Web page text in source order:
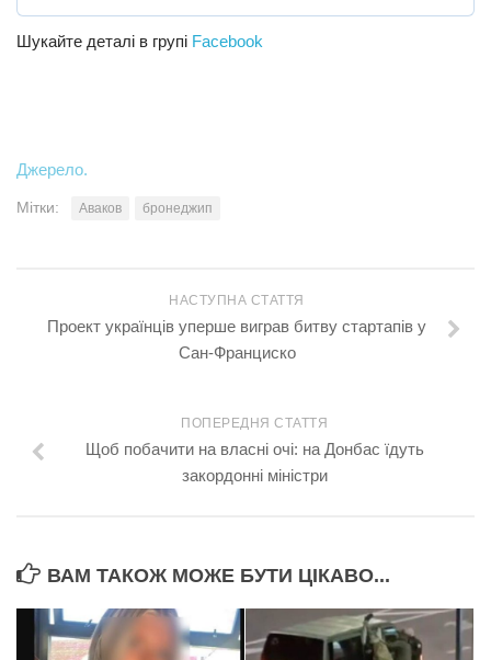
Шукайте деталі в групі Facebook
Джерело.
Мітки: Аваков бронеджип
НАСТУПНА СТАТТЯ
Проект українців уперше виграв битву стартапів у
Сан-Франциско
ПОПЕРЕДНЯ СТАТТЯ
Щоб побачити на власні очі: на Донбас їдуть
закордонні міністри
ВАМ ТАКОЖ МОЖЕ БУТИ ЦІКАВО...